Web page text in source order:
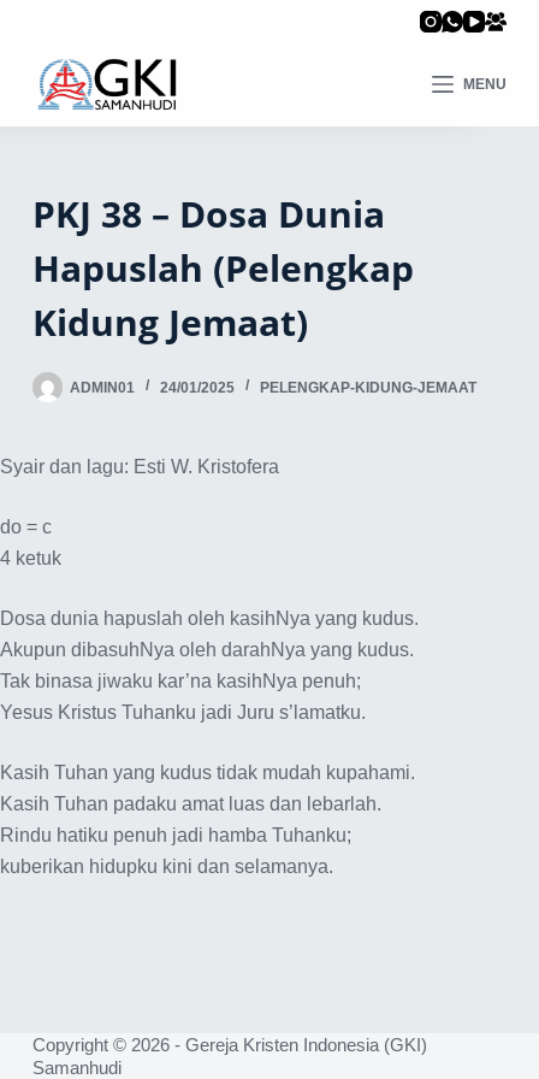
MENU
PKJ 38 – Dosa Dunia
Hapuslah (Pelengkap
Kidung Jemaat)
ADMIN01 24/01/2025 PELENGKAP-KIDUNG-JEMAAT
Syair dan lagu: Esti W. Kristofera
do = c
4 ketuk
Dosa dunia hapuslah oleh kasihNya yang kudus.
Akupun dibasuhNya oleh darahNya yang kudus.
Tak binasa jiwaku kar’na kasihNya penuh;
Yesus Kristus Tuhanku jadi Juru s’lamatku.
Kasih Tuhan yang kudus tidak mudah kupahami.
Kasih Tuhan padaku amat luas dan lebarlah.
Rindu hatiku penuh jadi hamba Tuhanku;
kuberikan hidupku kini dan selamanya.
Copyright © 2026 - Gereja Kristen Indonesia (GKI)
Samanhudi